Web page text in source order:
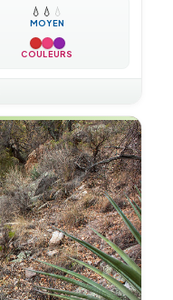
💧 💧 💧
MOYEN
COULEURS